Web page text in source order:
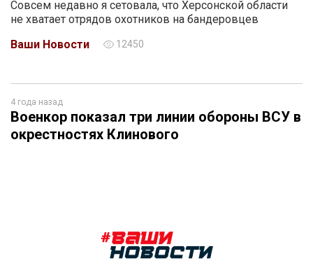
Совсем недавно я сетовала, что Херсонской области
не хватает отрядов охотников на бандеровцев
Ваши Новости
12450
4 года назад
Военкор показал три линии обороны ВСУ в
окрестностях Клинового